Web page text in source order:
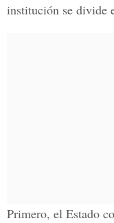
institución se divide
Primero, el Estado